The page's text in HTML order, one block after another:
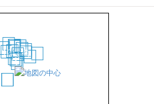
12
34
5 6
78
9
10
11
12 13
14
15
1617
18